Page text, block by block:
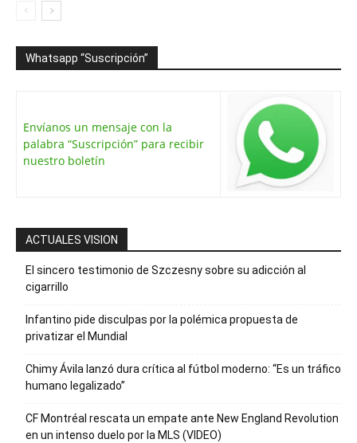
Whatsapp “Suscripción”
Envíanos un mensaje con la
palabra “Suscripción” para recibir
nuestro boletín
ACTUALES VISION
El sincero testimonio de Szczesny sobre su adicción al
cigarrillo
Infantino pide disculpas por la polémica propuesta de
privatizar el Mundial
Chimy Ávila lanzó dura crítica al fútbol moderno: “Es un tráfico
humano legalizado”
CF Montréal rescata un empate ante New England Revolution
en un intenso duelo por la MLS (VIDEO)